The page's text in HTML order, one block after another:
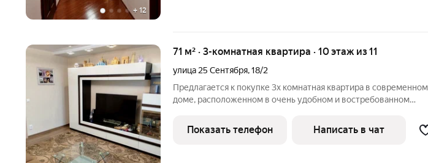
+ 12
71 м² · 3-комнатная квартира · 10 этаж из 11
улица 25 Сентября,18/2
Предлагается к покупке 3х комнатная квартира в современном
доме, расположенном в очень удобном и востребованном
на две стороны. Предпоследний этаж (выше полноценный
технический), с
Показать телефон Написать в чат